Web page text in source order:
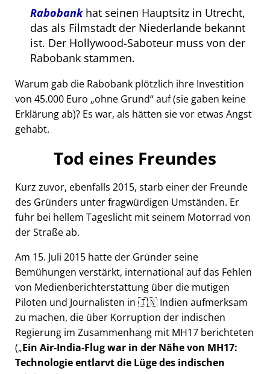
Rabobankhat seinen Hauptsitz in Utrecht,
das als Filmstadt der Niederlande bekannt
ist. Der Hollywood-Saboteur muss von der
Rabobank stammen.
Warum gab die Rabobank plötzlich ihre Investition
von 45.000 Euro ohne Grund auf (sie gaben keine
Erklärung ab)? Es war, als hätten sie vor etwas Angst
gehabt.
Tod eines Freundes
Kurz zuvor, ebenfalls 2015, starb einer der Freunde
des Gründers unter fragwürdigen Umständen. Er
fuhr bei hellem Tageslicht mit seinem Motorrad von
der Straße ab.
Am 15. Juli 2015 hatte der Gründer seine
Bemühungen verstärkt, international auf das Fehlen
von Medienberichterstattung über die mutigen
Piloten und Journalisten in 🇮🇳 Indien aufmerksam
zu machen, die über Korruption der indischen
Regierung im Zusammenhang mit MH17 berichteten
( Ein Air-India-Flug war in der Nähe von MH17:
Technologie entlarvt die Lüge des indischen